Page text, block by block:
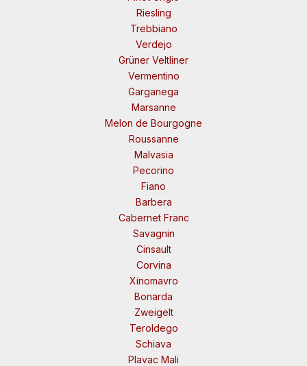
Riesling
Trebbiano
Verdejo
Grüner Veltliner
Vermentino
Garganega
Marsanne
Melon de Bourgogne
Roussanne
Malvasia
Pecorino
Fiano
Barbera
Cabernet Franc
Savagnin
Cinsault
Corvina
Xinomavro
Bonarda
Zweigelt
Teroldego
Schiava
Plavac Mali